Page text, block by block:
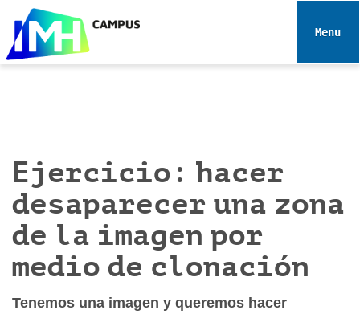
e
Toggle
Ejercicio: hacer
desaparecer una zona
de la imagen por
medio de clonación
Tenemos una imagen y queremos hacer